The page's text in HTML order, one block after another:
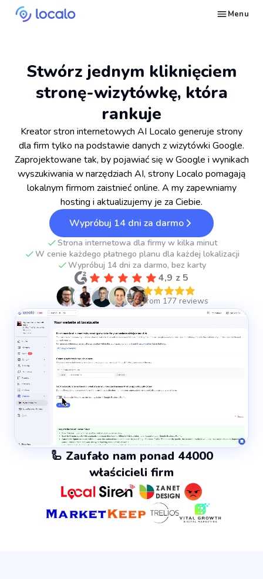
Menu
Stwórz jednym kliknięciem
stronę-wizytówkę, która
rankuje
Kreator stron internetowych AI Localo generuje strony
dla firm tylko na podstawie danych z wizytówki Google.
Zaprojektowane tak, by pojawiać się w Google i wynikach
wyszukiwania w narzędziach AI, strony Localo pomagają
lokalnym firmom zaistnieć online. A my zapewniamy
hosting i aktualizujemy je za Ciebie.
Wypróbuj 14 dni za darmo
Strona internetowa dla firmy w kilka minut
W cenie każdego płatnego planu dla każdej lokalizacji
Wypróbuj 14 dni za darmo, bez karty
4,9 z 5
🦾 Zaufało nam ponad 44000
właścicieli firm